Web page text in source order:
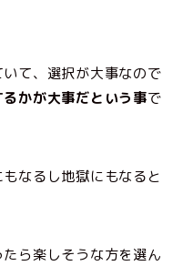
いて、選択が大事なので
かが大事だという事で
なるし地獄にもなると
ら楽しそうな方を選ん